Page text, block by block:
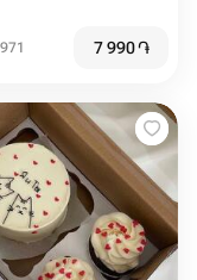
971 7 990֏